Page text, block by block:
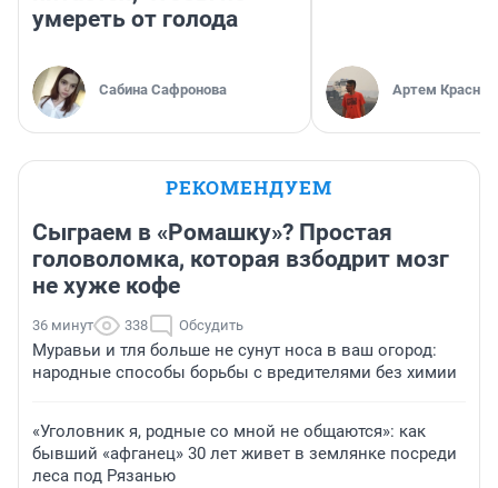
умереть от голода
Сабина Сафронова Артем Краснов
РЕКОМЕНДУЕМ
Сыграем в «Ромашку»? Простая
головоломка, которая взбодрит мозг
не хуже кофе
36 минут 338 Обсудить
Муравьи и тля больше не сунут носа в ваш огород:
народные способы борьбы с вредителями без химии
«Уголовник я, родные со мной не общаются»: как
бывший «афганец» 30 лет живет в землянке посреди
леса под Рязанью